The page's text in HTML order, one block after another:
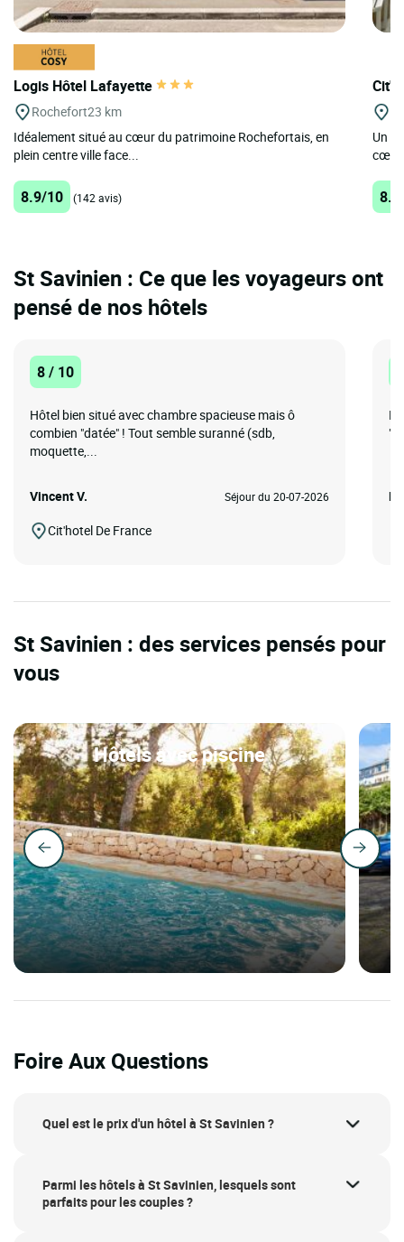
Logis Hôtel Lafayette
Rochefort23 km
Idéalement situé au cœur du patrimoine Rochefortais, en
plein centre ville face...
8.9/10 (142 avis)
Un
cœur
St Savinien : Ce que les voyageurs ont
pensé de nos hôtels
8 / 10
Hôtel bien situé avec chambre spacieuse mais ô
combien "datée" ! Tout semble suranné (sdb,
moquette,...
Vincent V. Séjour du 20-07-2026
Cit'hotel De France
St Savinien : des services pensés pour
vous
Hôtels avec piscine
Foire Aux Questions
Quel est le prix d'un hôtel à St Savinien ?
Parmi les hôtels à St Savinien, lesquels sont
parfaits pour les couples ?